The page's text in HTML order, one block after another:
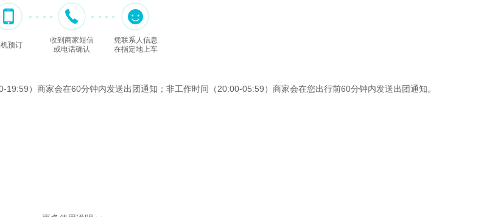
预订
收到商家短信
或电话确认
凭联系人信息
在指定地上车
）商家会在60分钟内发送出团通知；非工作时间（20:00-05:59）商家会在您出行前60分钟内发送出团通知。